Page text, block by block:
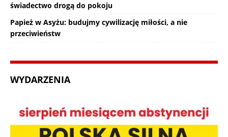
świadectwo drogą do pokoju
Papież w Asyżu: budujmy cywilizację miłości, a nie
przeciwieństw
WYDARZENIA